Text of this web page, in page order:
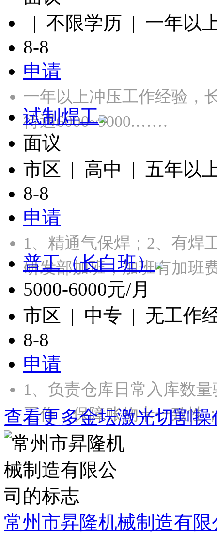
| 不限学历 | 一年以
8-8
申请
一年以上冲压工作经验，
待遇6000~9000.……
试制焊工
面议
市区 | 高中 | 五年以
8-8
申请
1、精通气保焊；2、有焊
研发部加班，加班有加
普工（长白班）
5000-6000元/月
市区 | 中专 | 无工作
8-8
申请
1、负责仓库日常入库数
工作，保障账物卡一致
查看更多金坛激光切割
常州市昇隆机械制造有限